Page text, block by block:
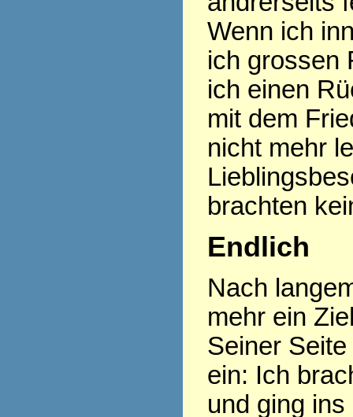
Wenn ich
ich grossen
ich einen
mit dem
nicht mehr
brachten
Endlich
Nach
mehr ein
Seiner
ein: Ich
und ging